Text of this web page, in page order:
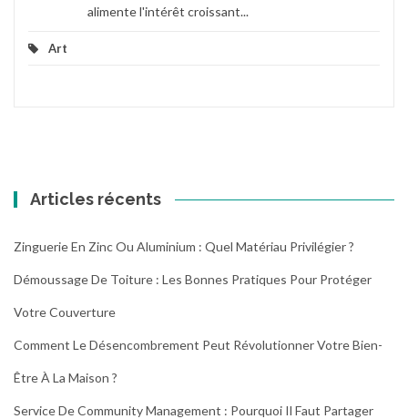
alimente l'intérêt croissant...
Art
Articles récents
Zinguerie En Zinc Ou Aluminium : Quel Matériau Privilégier ?
Démoussage De Toiture : Les Bonnes Pratiques Pour Protéger
Votre Couverture
Comment Le Désencombrement Peut Révolutionner Votre Bien-
Être À La Maison ?
Service De Community Management : Pourquoi Il Faut Partager